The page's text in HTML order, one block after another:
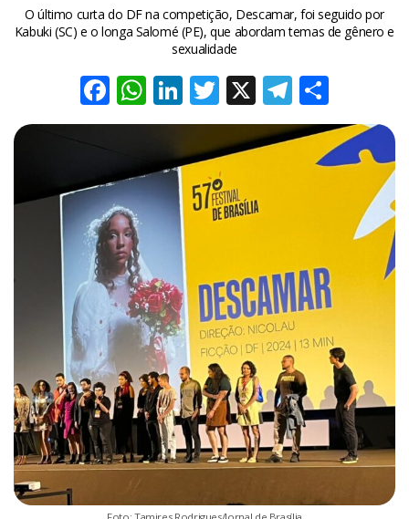
O último curta do DF na competição, Descamar, foi seguido por
Kabuki (SC) e o longa Salomé (PE), que abordam temas de gênero e
sexualidade
Facebook
WhatsApp
LinkedIn
Twitter
X